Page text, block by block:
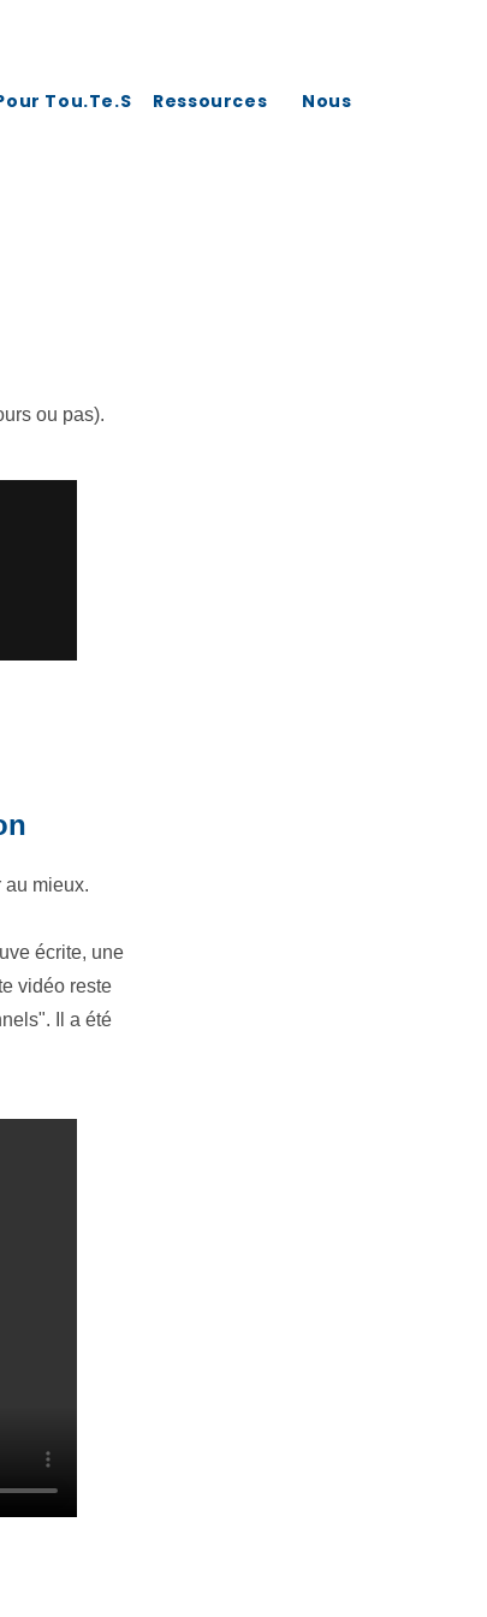
Tou.te.s Ressources Nous
ou pas).
au mieux.
écrite, une
vidéo reste
Il a été